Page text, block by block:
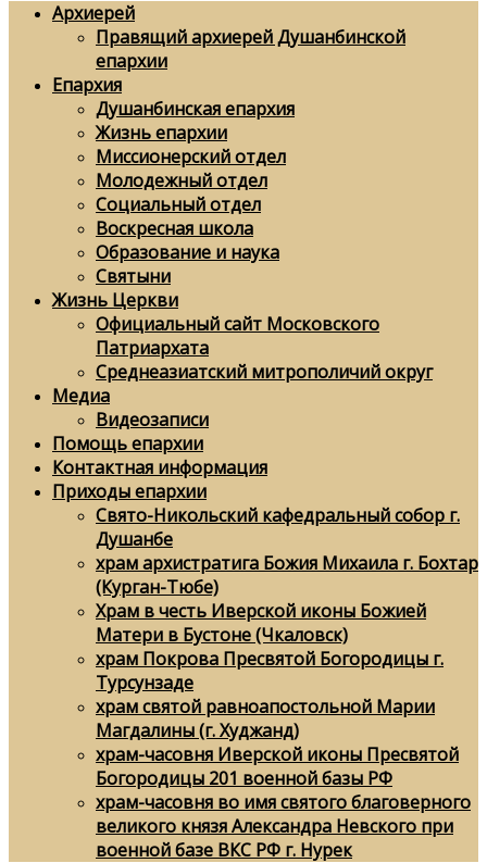
Архиерей
Правящий архиерей Душанбинской
епархии
Епархия
Душанбинская епархия
Жизнь епархии
Миссионерский отдел
Молодежный отдел
Социальный отдел
Воскресная школа
Образование и наука
Святыни
Жизнь Церкви
Официальный сайт Московского
Патриархата
Среднеазиатский митрополичий округ
Медиа
Видеозаписи
Помощь епархии
Контактная информация
Приходы епархии
Свято-Никольский кафедральный собор г.
Душанбе
храм архистратига Божия Михаила г. Бохтар
(Курган-Тюбе)
Храм в честь Иверской иконы Божией
Матери в Бустоне (Чкаловск)
храм Покрова Пресвятой Богородицы г.
Турсунзаде
храм святой равноапостольной Марии
Магдалины (г. Худжанд)
храм-часовня Иверской иконы Пресвятой
Богородицы 201 военной базы РФ
храм-часовня во имя святого благоверного
великого князя Александра Невского при
военной базе ВКС РФ г. Нурек